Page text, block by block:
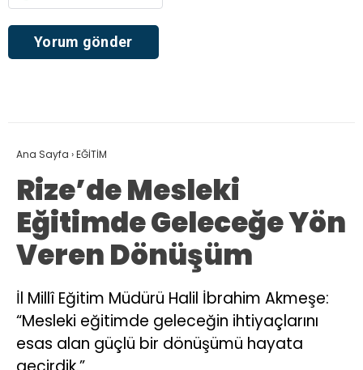
Ana Sayfa ›EĞİTİM
Rize’de Mesleki
Eğitimde Geleceğe Yön
Veren Dönüşüm
İl Millî Eğitim Müdürü Halil İbrahim Akmeşe:
“Mesleki eğitimde geleceğin ihtiyaçlarını
esas alan güçlü bir dönüşümü hayata